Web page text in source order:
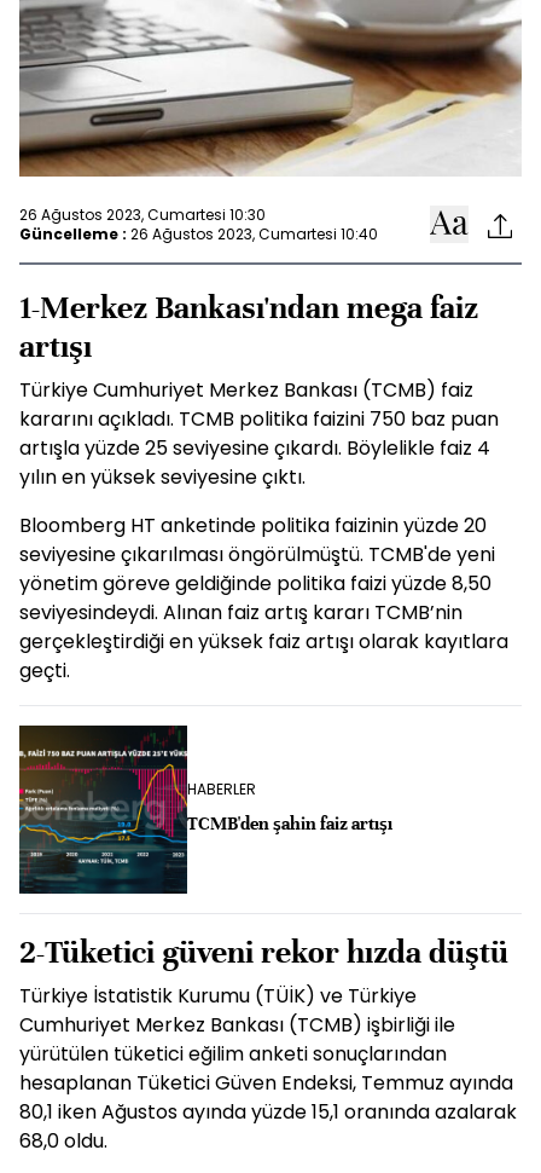
26 Ağustos 2023, Cumartesi 10:30
Güncelleme : 26 Ağustos 2023, Cumartesi 10:40
1-Merkez Bankası'ndan mega faiz
artışı
Türkiye Cumhuriyet Merkez Bankası (TCMB) faiz
kararını açıkladı. TCMB politika faizini 750 baz puan
artışla yüzde 25 seviyesine çıkardı. Böylelikle faiz 4
yılın en yüksek seviyesine çıktı.
Bloomberg HT anketinde politika faizinin yüzde 20
seviyesine çıkarılması öngörülmüştü. TCMB'de yeni
yönetim göreve geldiğinde politika faizi yüzde 8,50
seviyesindeydi. Alınan faiz artış kararı TCMB’nin
gerçekleştirdiği en yüksek faiz artışı olarak kayıtlara
geçti.
HABERLER
TCMB'den şahin faiz artışı
2-Tüketici güveni rekor hızda düştü
Türkiye İstatistik Kurumu (TÜİK) ve Türkiye
Cumhuriyet Merkez Bankası (TCMB) işbirliği ile
yürütülen tüketici eğilim anketi sonuçlarından
hesaplanan Tüketici Güven Endeksi, Temmuz ayında
80,1 iken Ağustos ayında yüzde 15,1 oranında azalarak
68,0 oldu.